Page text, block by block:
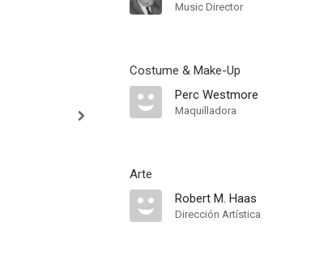
Music Director
Costume & Make-Up
Perc Westmore
Maquilladora
Arte
Robert M. Haas
Dirección Artística